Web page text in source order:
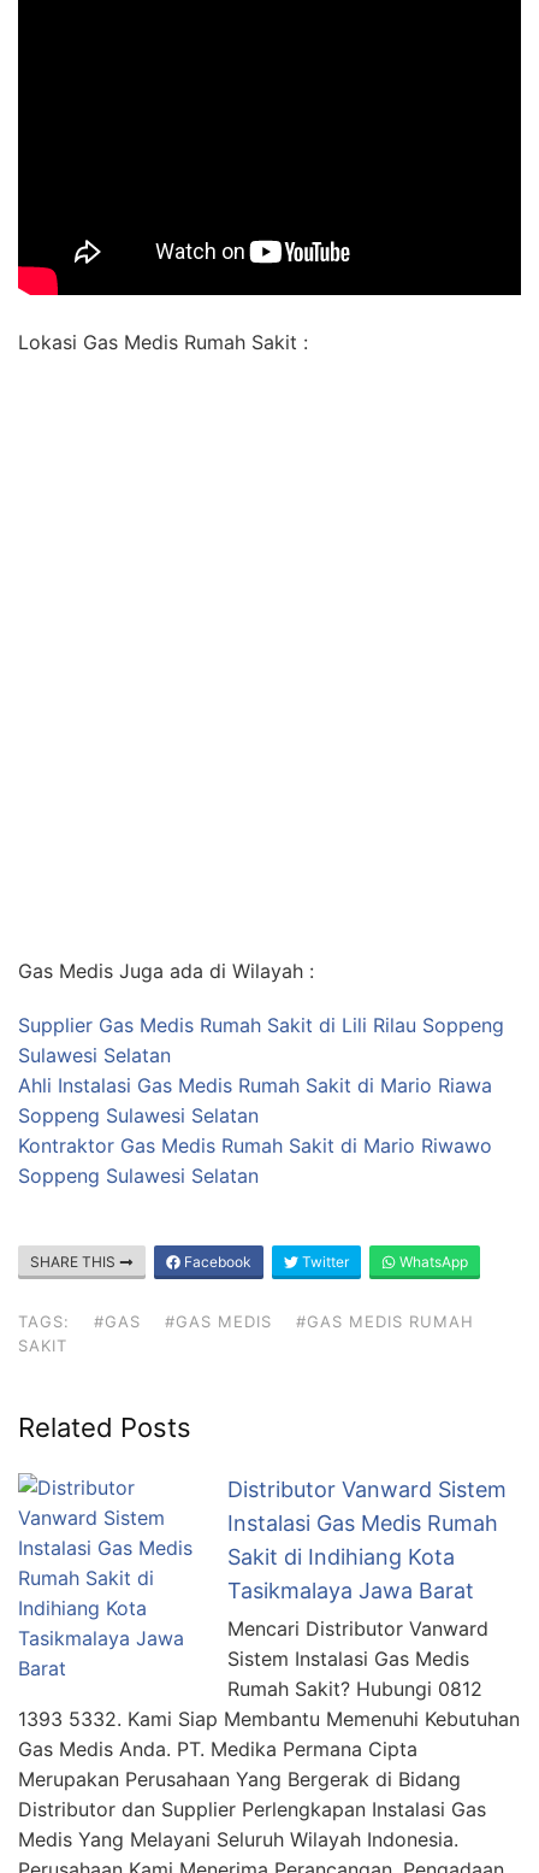
Lokasi Gas Medis Rumah Sakit :
Gas Medis Juga ada di Wilayah :
Supplier Gas Medis Rumah Sakit di Lili Rilau Soppeng
Sulawesi Selatan
Ahli Instalasi Gas Medis Rumah Sakit di Mario Riawa
Soppeng Sulawesi Selatan
Kontraktor Gas Medis Rumah Sakit di Mario Riwawo
Soppeng Sulawesi Selatan
SHARE THIS Facebook Twitter WhatsApp
TAGS: #GAS #GAS MEDIS
#GAS MEDIS RUMAH
SAKIT
Related Posts
Distributor Vanward Sistem
Instalasi Gas Medis Rumah
Sakit di Indihiang Kota
Tasikmalaya Jawa Barat
Mencari Distributor Vanward
Sistem Instalasi Gas Medis
Rumah Sakit? Hubungi 0812
1393 5332. Kami Siap Membantu Memenuhi Kebutuhan
Gas Medis Anda. PT. Medika Permana Cipta
Merupakan Perusahaan Yang Bergerak di Bidang
Distributor dan Supplier Perlengkapan Instalasi Gas
Medis Yang Melayani Seluruh Wilayah Indonesia.